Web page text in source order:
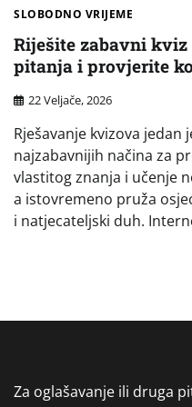
SLOBODNO VRIJEME
Riješite zabavni kviz
pitanja i provjerite
22 Veljače, 2026
Rješavanje kvizova jedan
najzabavnijih načina za
vlastitog znanja i učenje
a istovremeno pruža
i natjecateljski duh.
Za oglašavanje ili druga